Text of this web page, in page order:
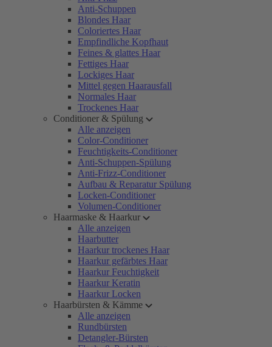
Anti-Schuppen
Blondes Haar
Coloriertes Haar
Empfindliche Kopfhaut
Feines & glattes Haar
Fettiges Haar
Lockiges Haar
Mittel gegen Haarausfall
Normales Haar
Trockenes Haar
Conditioner & Spülung
Alle anzeigen
Color-Conditioner
Feuchtigkeits-Conditioner
Anti-Schuppen-Spülung
Anti-Frizz-Conditioner
Aufbau & Reparatur Spülung
Locken-Conditioner
Volumen-Conditioner
Haarmaske & Haarkur
Alle anzeigen
Haarbutter
Haarkur trockenes Haar
Haarkur gefärbtes Haar
Haarkur Feuchtigkeit
Haarkur Keratin
Haarkur Locken
Haarbürsten & Kämme
Alle anzeigen
Rundbürsten
Detangler-Bürsten